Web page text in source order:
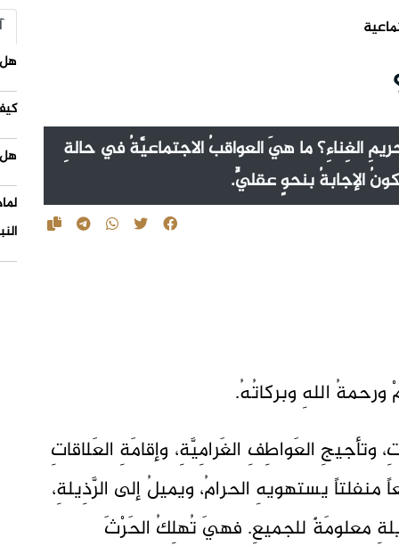
الغِناءِ؟ ما هيَ العواقبُ الاجتماعيَّةُ في حالةِ
الإجابةُ بنحوٍ عقليٍّ.
اللهِ وبركاتُهُ.
وتأجيجِ العَواطِفِ الغَرامِيَّةِ، وإقامَةِ العَلاقاتِ
يستهويهِ الحرامُ، ويميلُ إلى الرَّذِيلةِ،
معلومَةٌ للجميعِ. فهيَ تُهلِكُ الحَرْثَ